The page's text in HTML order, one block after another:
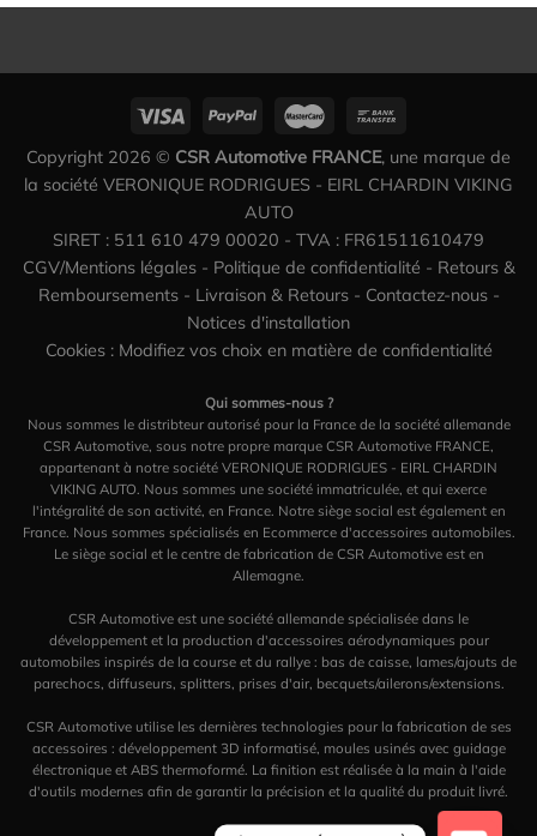
Copyright 2026 © CSR Automotive FRANCE, une marque de
la société VERONIQUE RODRIGUES - EIRL CHARDIN VIKING
AUTO
SIRET : 511 610 479 00020 - TVA : FR61511610479
CGV/Mentions légales- Politique de confidentialité - Retours &
Remboursements- Livraison & Retours- Contactez-nous-
Notices d'installation
Cookies : Modifiez vos choix en matière de confidentialité
Qui sommes-nous ?
Nous sommes le distribteur autorisé pour la France de la société allemande
CSR Automotive, sous notre propre marque CSR Automotive FRANCE,
appartenant à notre société VERONIQUE RODRIGUES - EIRL CHARDIN
VIKING AUTO. Nous sommes une société immatriculée, et qui exerce
l'intégralité de son activité, en France. Notre siège social est également en
France. Nous sommes spécialisés en Ecommerce d'accessoires automobiles.
Le siège social et le centre de fabrication de CSR Automotive est en
Allemagne.
CSR Automotive est une société allemande spécialisée dans le
développement et la production d'accessoires aérodynamiques pour
automobiles inspirés de la course et du rallye : bas de caisse, lames/ajouts de
parechocs, diffuseurs, splitters, prises d'air, becquets/ailerons/extensions.
CSR Automotive utilise les dernières technologies pour la fabrication de ses
accessoires : développement 3D informatisé, moules usinés avec guidage
électronique et ABS thermoformé. La finition est réalisée à la main à l'aide
d'outils modernes afin de garantir la précision et la qualité du produit livré.